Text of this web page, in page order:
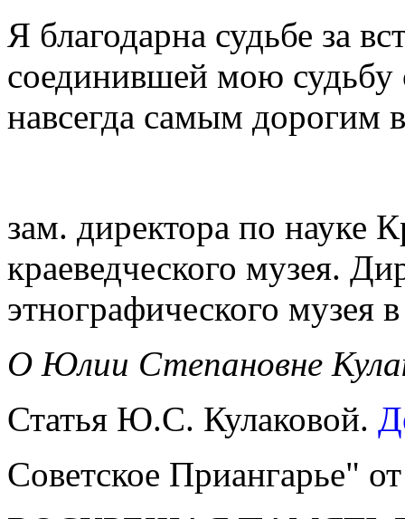
Я благодарна судьбе за
соединившей мою
навсегда самым дорогим
зам. директора по науке
краеведческого музея.
этнографического музея
О Юлии Степановне
Статья Ю.С. Кулаковой.
Советское Приангарье"